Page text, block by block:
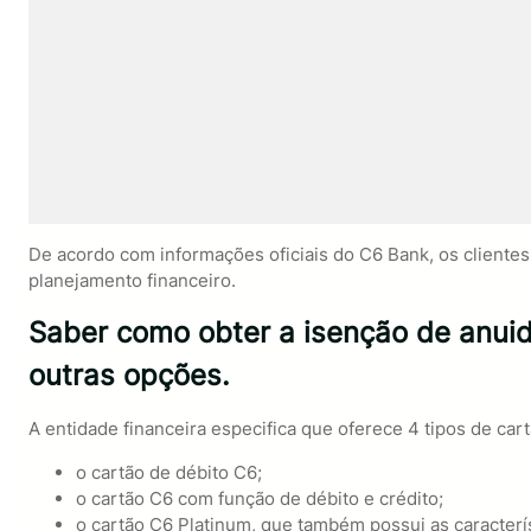
De acordo com informações oficiais do C6 Bank, os
planejamento financeiro.
Saber como obter a isenção de
outras opções.
A entidade financeira especifica que oferece 4 tipos de
o cartão de débito C6;
o cartão C6 com função de débito e crédito;
o cartão C6 Platinum, que também possui as